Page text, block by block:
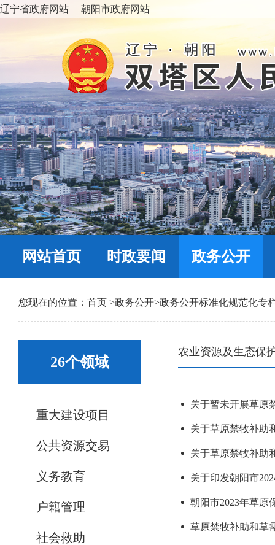
辽宁省政府网站 朝阳市政府网站
网站首页 时政要闻 政务公开
您现在的位置： 首页 >政务公开>政务公开标准化规范化专
26个领域
重大建设项目
公共资源交易
义务教育
户籍管理
社会救助
农业资源及生态保
关于暂未开展草原
关于草原禁牧补助
关于草原禁牧补助
关于印发朝阳市
朝阳市2023年草原
草原禁牧补助和草